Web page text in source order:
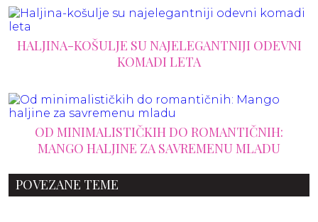
HALJINA-KOŠULJE SU NAJELEGANTNIJI ODEVNI
KOMADI LETA
OD MINIMALISTIČKIH DO ROMANTIČNIH:
MANGO HALJINE ZA SAVREMENU MLADU
POVEZANE TEME